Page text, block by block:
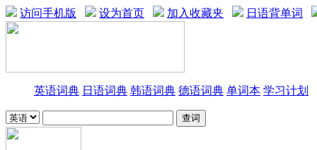
访问手机版 设为首页 加入收藏夹 日语背单词
英语词典 日语词典 韩语词典 德语词典 单词本 学习计划